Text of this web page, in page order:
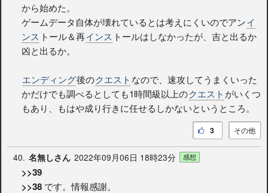
から始めた。
ゲームデータ自体が壊れているとは考えにくいのでアンイ
ンス トール＆再インス トールはしなかったが、吉と出るか
凶と出るか。
エンディング後のクエスト なので、速攻してうまくいった
かだけでも調べるとしても1時間級以上のクエスト がいくつ
もあり、もはや成り行きに任せるしかないというところ。
その他
3
40. 名無しさん 2022年09月06日 18時23分 感想
>>39
>>38 です。情報感謝。